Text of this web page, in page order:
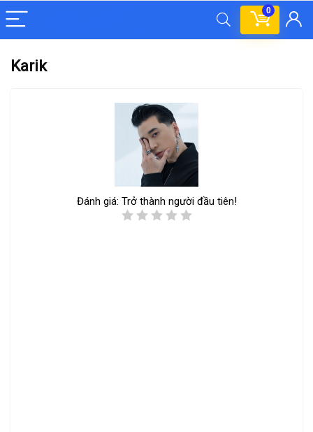
0
Karik
Đánh giá: Trở thành người đầu tiên!